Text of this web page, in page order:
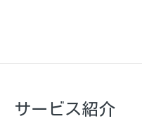
サービス紹介